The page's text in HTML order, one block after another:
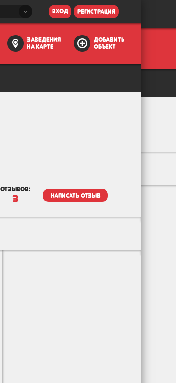
вход регистрация
заведения
на карте
добавить
объект
отзывов:
3 написать отзыв